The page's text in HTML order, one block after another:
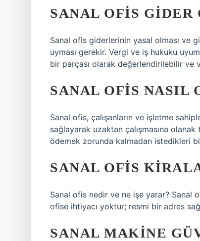
SANAL OFIS
Sanal ofis giderlerinin yasal olması ve
uyması gerekir. Vergi ve iş hukuku
bir parçası olarak değerlendirilebilir ve
SANAL OFIS NASIL
Sanal ofis, çalışanların ve işletme
sağlayarak uzaktan çalışmasına
ödemek zorunda kalmadan istedikleri
SANAL OFIS
Sanal ofis nedir ve ne işe yarar?
ofise ihtiyacı yoktur; resmi bir adres
SANAL MAKINE